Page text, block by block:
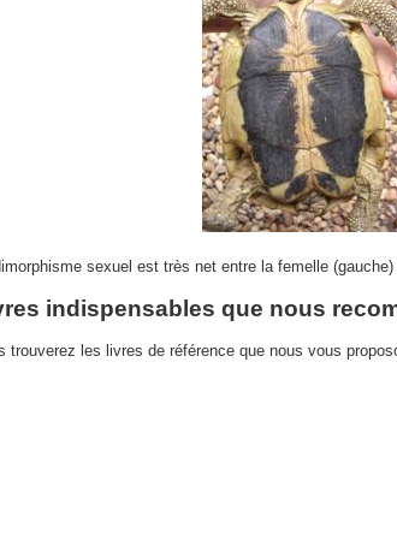
sexuel est très net entre la femelle
indispensables que nous
trouverez les livres de référence que nous vous